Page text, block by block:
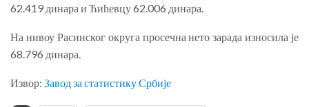
62.419 динара и Ћићевцу 62.006 динара.
На нивоу Расинског округа просечна нето зарада износила је
68.796 динара.
Извор: Завод за статистику Србије